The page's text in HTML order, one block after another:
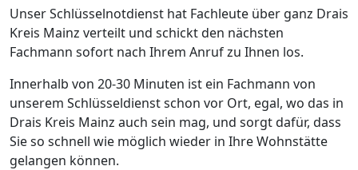
Unser Schlüsselnotdienst hat Fachleute über ganz Drais
Kreis Mainz verteilt und schickt den nächsten
Fachmann sofort nach Ihrem Anruf zu Ihnen los.
Innerhalb von 20-30 Minuten ist ein Fachmann von
unserem Schlüsseldienst schon vor Ort, egal, wo das in
Drais Kreis Mainz auch sein mag, und sorgt dafür, dass
Sie so schnell wie möglich wieder in Ihre Wohnstätte
gelangen können.